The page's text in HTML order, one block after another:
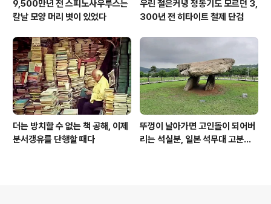
9,500만년 전 스피노사우루스는
칼날 모양 머리 볏이 있었다
우린 철은커녕 청동기도 모르던 3,
300년 전 히타이트 철제 단검
더는 방치할 수 없는 책 공해, 이제
분서갱유를 단행할 때다
뚜껑이 날아가면 고인돌이 되어버
리는 석실분, 일본 석무대 고분의